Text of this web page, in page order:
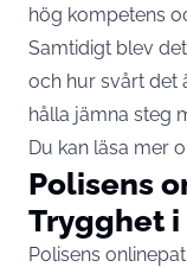
hög kompetens
Samtidigt blev
och hur svårt det
hålla jämna steg
Du kan läsa mer
Polisens
Trygghet
Polisens